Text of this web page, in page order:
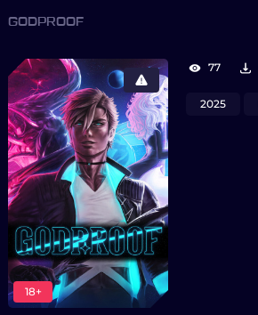
GODPROOF
18+
77
2025